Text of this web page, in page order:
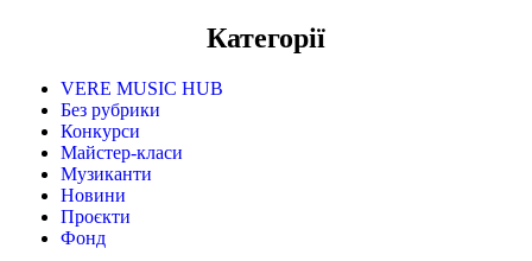
Категорії
VERE MUSIC HUB
Без рубрики
Конкурси
Майстер-класи
Музиканти
Новини
Проєкти
Фонд